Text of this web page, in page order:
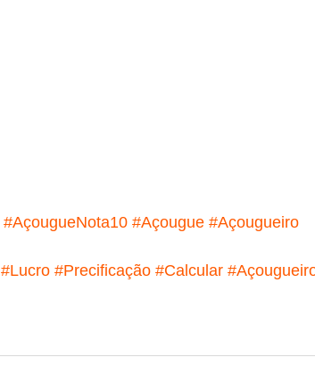
#AçougueNota10 #Açougue #Açougueiro
#Lucro #Precificação #Calcular